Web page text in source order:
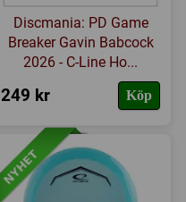
Discmania: PD Game
Breaker Gavin Babcock
2026 - C-Line Ho...
249 kr Köp